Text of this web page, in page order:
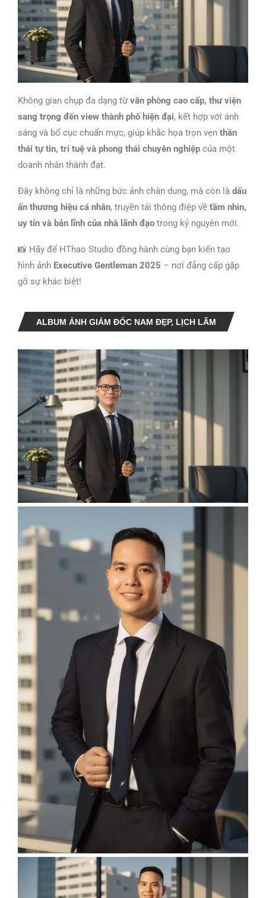
Không gian chụp đa dạng từvăn phòng cao cấp, thư viện
sang trọng đến view thành phố hiện đại, kết hợp với ánh
sáng và bố cục chuẩn mực, giúp khắc họa trọn vẹn thần
thái tự tin, trí tuệ và phong thái chuyên nghiệp của một
doanh nhân thành đạt.
Đây không chỉ là những bức ảnh chân dung, mà còn là dấu
ấn thương hiệu cá nhân, truyền tải thông điệp về tầm nhìn,
uy tín và bản lĩnh của nhà lãnh đạo trong kỷ nguyên mới.
📸 Hãy để HThao Studio đồng hành cùng bạn kiến tạo
hình ảnh Executive Gentleman 2025 – nơi đẳng cấp gặp
gỡ sự khác biệt!
ALBUM ẢNH GIÁM ĐỐC NAM ĐẸP, LỊCH LÃM